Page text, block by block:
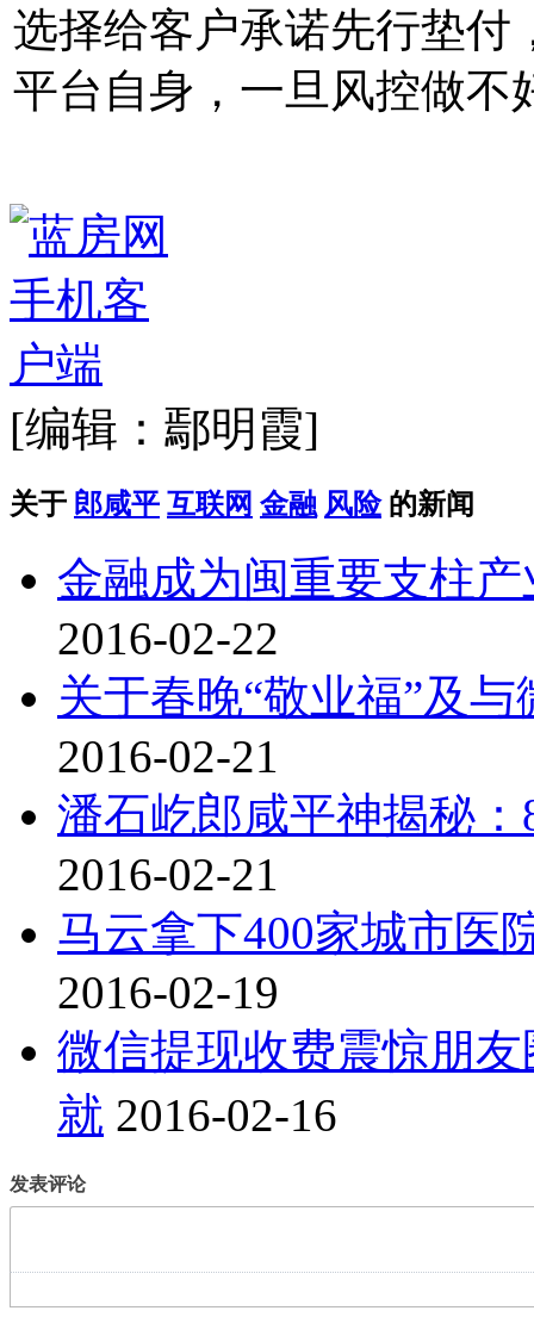
选择给客户承诺先行垫付
平台自身，一旦风控做不
[编辑：鄢明霞]
关于 郎咸平 互联网 金融 风险 的新闻
金融成为闽重要支柱
2016-02-22
关于春晚“敬业福”及
2016-02-21
潘石屹郎咸平神揭秘
2016-02-21
马云拿下400家城市医
2016-02-19
微信提现收费震惊朋
就 2016-02-16
发表评论